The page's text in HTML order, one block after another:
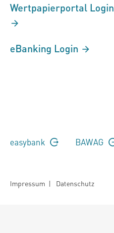
Wertpapierportal Login
eBanking Login
easybank BAWAG
Impressum | Datenschutz